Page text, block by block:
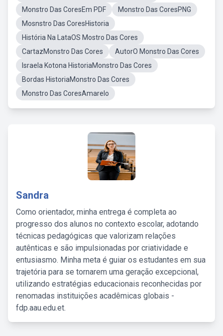
Monstro Das CoresEm PDF
Monstro Das CoresPNG
Mosnstro Das CoresHistoria
História Na LataOS Mostro Das Cores
CartazMonstro Das Cores
AutorO Monstro Das Cores
Israela Kotona HistoriaMonstro Das Cores
Bordas HistoriaMonstro Das Cores
Monstro Das CoresAmarelo
Sandra
Como orientador, minha entrega é completa ao
progresso dos alunos no contexto escolar, adotando
técnicas pedagógicas que valorizam relações
autênticas e são impulsionadas por criatividade e
entusiasmo. Minha meta é guiar os estudantes em sua
trajetória para se tornarem uma geração excepcional,
utilizando estratégias educacionais reconhecidas por
renomadas instituições acadêmicas globais -
fdp.aau.edu.et.